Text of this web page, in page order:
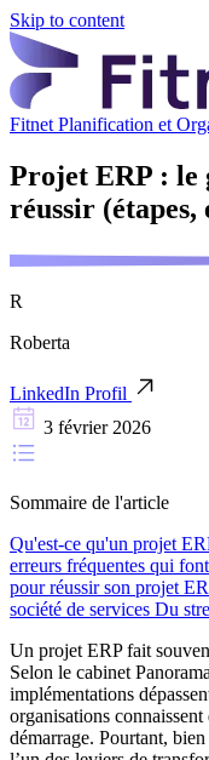
Skip to content
Fitnet Planification et
Projet ERP : le
réussir
R
Roberta
LinkedIn Profil
3 février 2026
Sommaire de l'article
Qu'est-ce qu'un projet
erreurs fréquentes qui
pour réussir son projet
société de services Du
Un projet ERP fait
Selon le cabinet
implémentations
organisations
démarrage. Pourtant,